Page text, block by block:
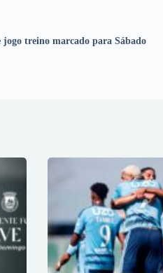
jogo treino marcado para Sábado